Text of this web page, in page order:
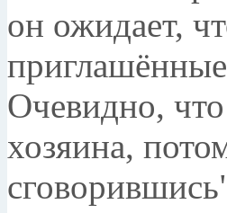
он ожидает,
Очевидно,
хозяина,